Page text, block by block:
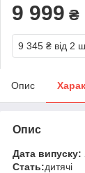
9 999 ₴
9 345 ₴ від 2
Опис
Опис
Дата випуску:
Стать:дитячі